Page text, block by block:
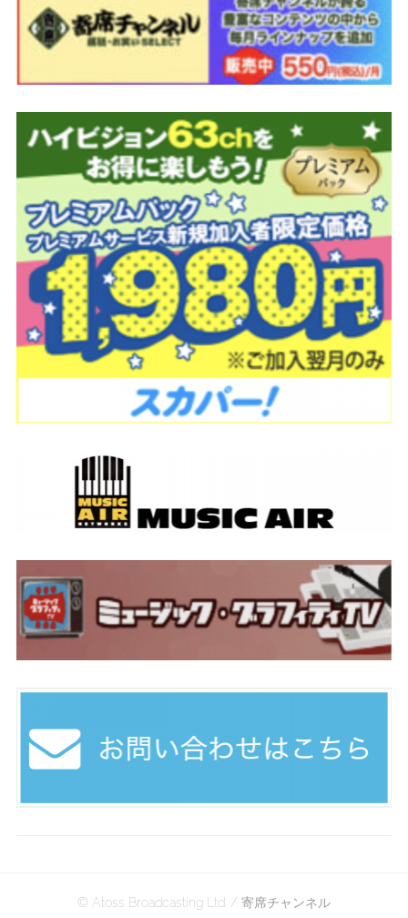
© Atoss Broadcasting Ltd. / 寄席チャンネル